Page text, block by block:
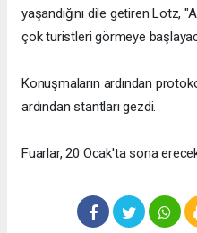
yaşandığını dile getiren Lotz,
çok turistleri görmeye
Konuşmaların ardından
ardından stantları gezdi.
Fuarlar, 20 Ocak'ta sona